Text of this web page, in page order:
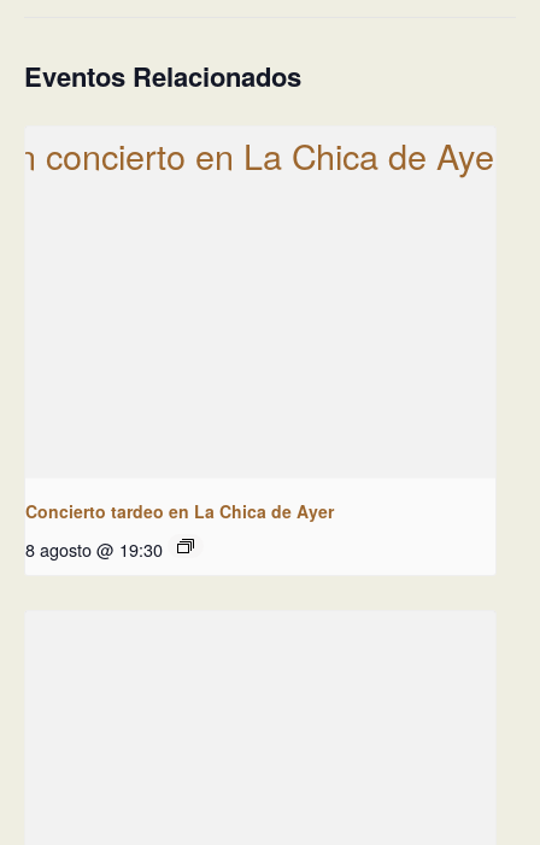
Eventos Relacionados
Concierto tardeo en La Chica de Ayer
8 agosto @ 19:30